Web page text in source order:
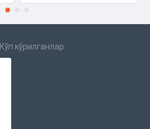
Кўп кўрилганлар